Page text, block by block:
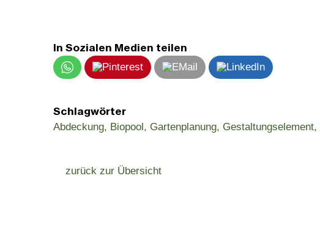
In Sozialen Medien teilen
Schlagwörter
Abdeckung Biopool Gartenplanung Gestaltungselement
zurück zur Übersicht